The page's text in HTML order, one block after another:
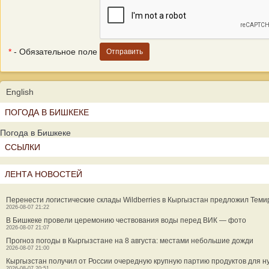
* - Обязательное поле
English
ПОГОДА В БИШКЕКЕ
Погода в Бишкеке
ССЫЛКИ
ЛЕНТА НОВОСТЕЙ
Перенести логистические склады Wildberries в Кыргызстан предложил
2026-08-07 21:22
В Бишкеке провели церемонию чествования воды перед ВИК — фото
2026-08-07 21:07
Прогноз погоды в Кыргызстане на 8 августа: местами небольшие дожди
2026-08-07 21:00
Кыргызстан получил от России очередную крупную партию продуктов для